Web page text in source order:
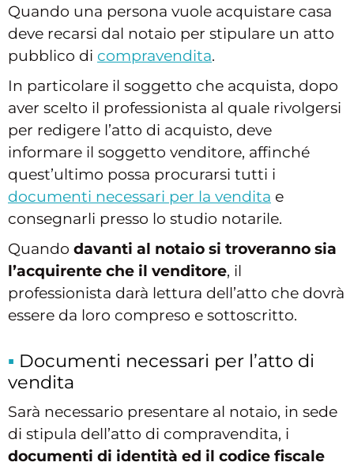
Quando una persona vuole acquistare casa
deve recarsi dal notaio per stipulare un atto
pubblico di compravendita.
In particolare il soggetto che acquista, dopo
aver scelto il professionista al quale rivolgersi
per redigere l’atto di acquisto, deve
informare il soggetto venditore, affinché
quest’ultimo possa procurarsi tutti i
documenti necessari per la vendita e
consegnarli presso lo studio notarile.
Quando davanti al notaio si troveranno sia
l’acquirente che il venditore, il
professionista darà lettura dell’atto che dovrà
essere da loro compreso e sottoscritto.
Documenti necessari per l’atto di
vendita
Sarà necessario presentare al notaio, in sede
di stipula dell’atto di compravendita, i
documenti di identità ed il codice fiscale